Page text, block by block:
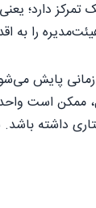
دارد؛
را به
پایش
ممکن است
داشته باشد.